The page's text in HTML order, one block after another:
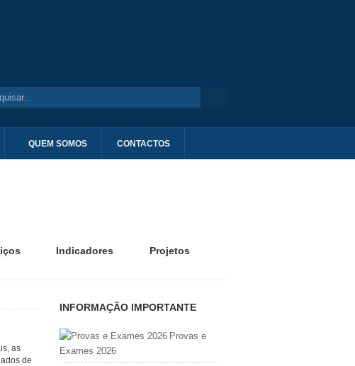
QUEM SOMOS CONTACTOS
Indicadores Projetos
as
de
INFORMAÇÃO IMPORTANTE
Provas e
Exames 2026